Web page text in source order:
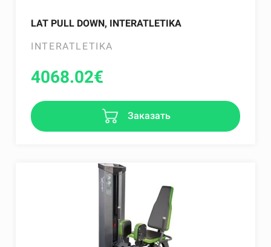
LAT PULL DOWN, INTERATLETIKA
INTERATLETIKA
4068.02€
Заказать